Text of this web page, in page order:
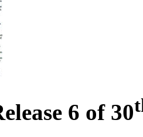
6 of 30